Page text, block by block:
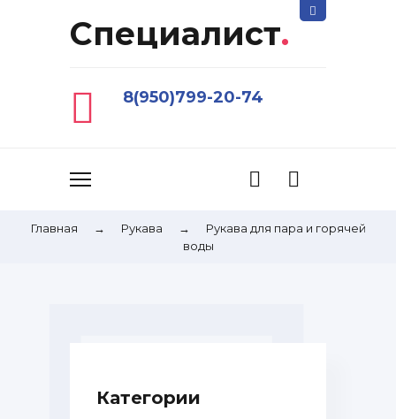
Специалист.
8(950)799-20-74
Главная → Рукава →
Рукава для пара и горячей
воды
Категории